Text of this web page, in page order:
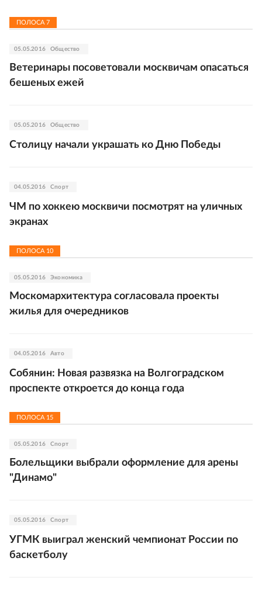
ПОЛОСА7
05.05.2016 Общество
Ветеринары посоветовали москвичам опасаться
бешеных ежей
05.05.2016 Общество
Столицу начали украшать ко Дню Победы
04.05.2016 Спорт
ЧМ по хоккею москвичи посмотрят на уличных
экранах
ПОЛОСА 10
05.05.2016 Экономика
Москомархитектура согласовала проекты
жилья для очередников
04.05.2016 Авто
Собянин: Новая развязка на Волгоградском
проспекте откроется до конца года
ПОЛОСА 15
05.05.2016 Спорт
Болельщики выбрали оформление для арены
"Динамо"
05.05.2016 Спорт
УГМК выиграл женский чемпионат России по
баскетболу